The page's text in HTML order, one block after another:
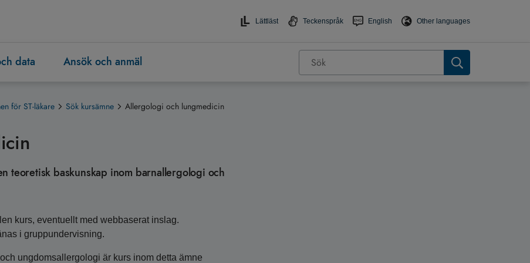
Lättläst Teckenspråk English Other languages
data Ansök och anmäl
för ST-läkare Sök kursämne Allergologi och lungmedicin
teoretisk baskunskap inom barnallergologi och
kurs, eventuellt med webbaserat inslag.
i gruppundervisning.
ungdomsallergologi är kurs inom detta ämne